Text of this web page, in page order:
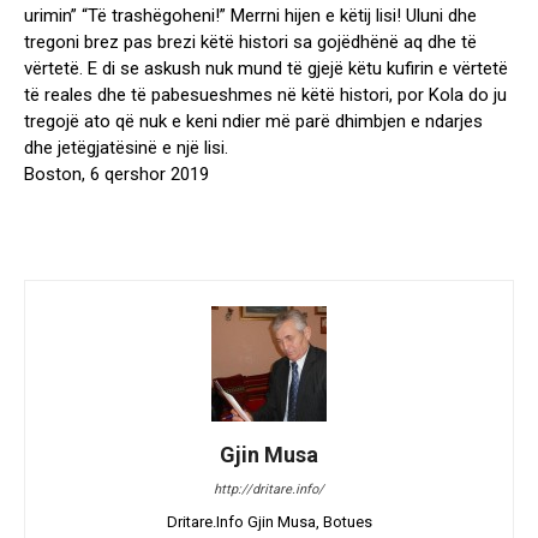
urimin” “Të trashëgoheni!” Merrni hijen e këtij lisi! Uluni dhe
tregoni brez pas brezi këtë histori sa gojëdhënë aq dhe të
vërtetë. E di se askush nuk mund të gjejë këtu kufirin e vërtetë
të reales dhe të pabesueshmes në këtë histori, por Kola do ju
tregojë ato që nuk e keni ndier më parë dhimbjen e ndarjes
dhe jetëgjatësinë e një lisi.
Boston, 6 qershor 2019
Gjin Musa
http://dritare.info/
Dritare.Info Gjin Musa, Botues